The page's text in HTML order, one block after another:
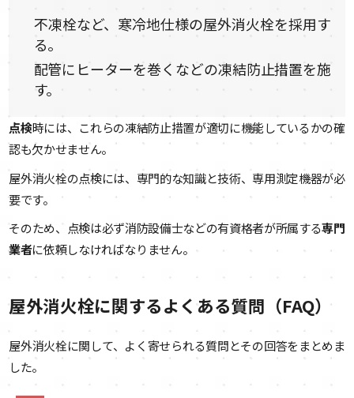
不凍栓など、寒冷地仕様の屋外消火栓を採用す
る。
配管にヒーターを巻くなどの凍結防止措置を施
す。
点検時には、これらの凍結防止措置が適切に機能しているかの確
認も欠かせません。
屋外消火栓の点検には、専門的な知識と技術、専用測定機器が必
要です。
そのため、点検は必ず消防設備士などの有資格者が所属する専門
業者に依頼しなければなりません。
屋外消火栓に関するよくある質問（FAQ）
屋外消火栓に関して、よく寄せられる質問とその回答をまとめま
した。